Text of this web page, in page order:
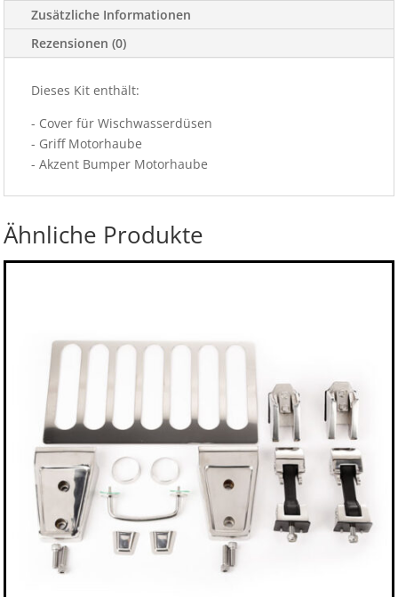
Optik
Wrangler
Zusätzliche Informationen
Rezensionen (0)
Dieses Kit enthält:
- Cover für Wischwasserdüsen
- Griff Motorhaube
- Akzent Bumper Motorhaube
Ähnliche Produkte